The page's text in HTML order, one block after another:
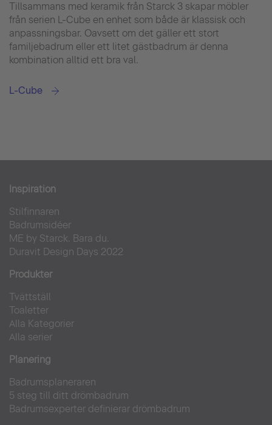
Tillsammans med keramik från Starck 3 skapar möbler
från serien L-Cube en enhet som både är klassisk och
anpassningsbar. Oavsett om det gäller ett stort
familjebadrum eller ett litet gästbadrum är denna
kombination alltid ett bra val.
L-Cube
Inspiration
Stilfinnaren
Badrumsidéer
ME by Starck. Bara du.
Duravit Design Days 2022
Produkter
Tvättställ
Toaletter
Alla Kategorier
Alla serier
Planering
Badrumsplaneraren
5 steg till ditt drömbadrum
Badrumsexperter definierar drömbadrum